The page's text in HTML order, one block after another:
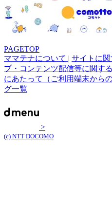
PAGETOP
ママテナについて | サイトに
プ・コンテンツ配信等に関す
にあたって（ご利用端末から
グ一覧
>
(c) NTT DOCOMO